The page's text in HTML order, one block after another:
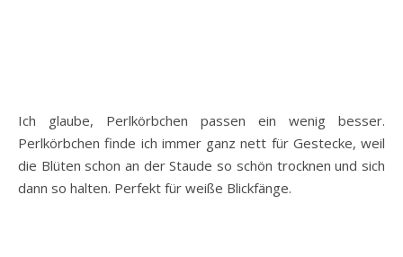
Ich glaube, Perlkörbchen passen ein wenig besser.
Perlkörbchen finde ich immer ganz nett für Gestecke, weil
die Blüten schon an der Staude so schön trocknen und sich
dann so halten. Perfekt für weiße Blickfänge.